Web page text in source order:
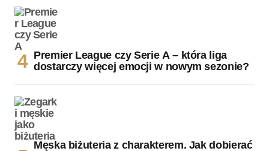
Premier League czy Serie A – która liga
dostarczy więcej emocji w nowym sezonie?
Męska biżuteria z charakterem. Jak dobierać